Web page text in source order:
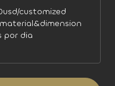
customized
por dia